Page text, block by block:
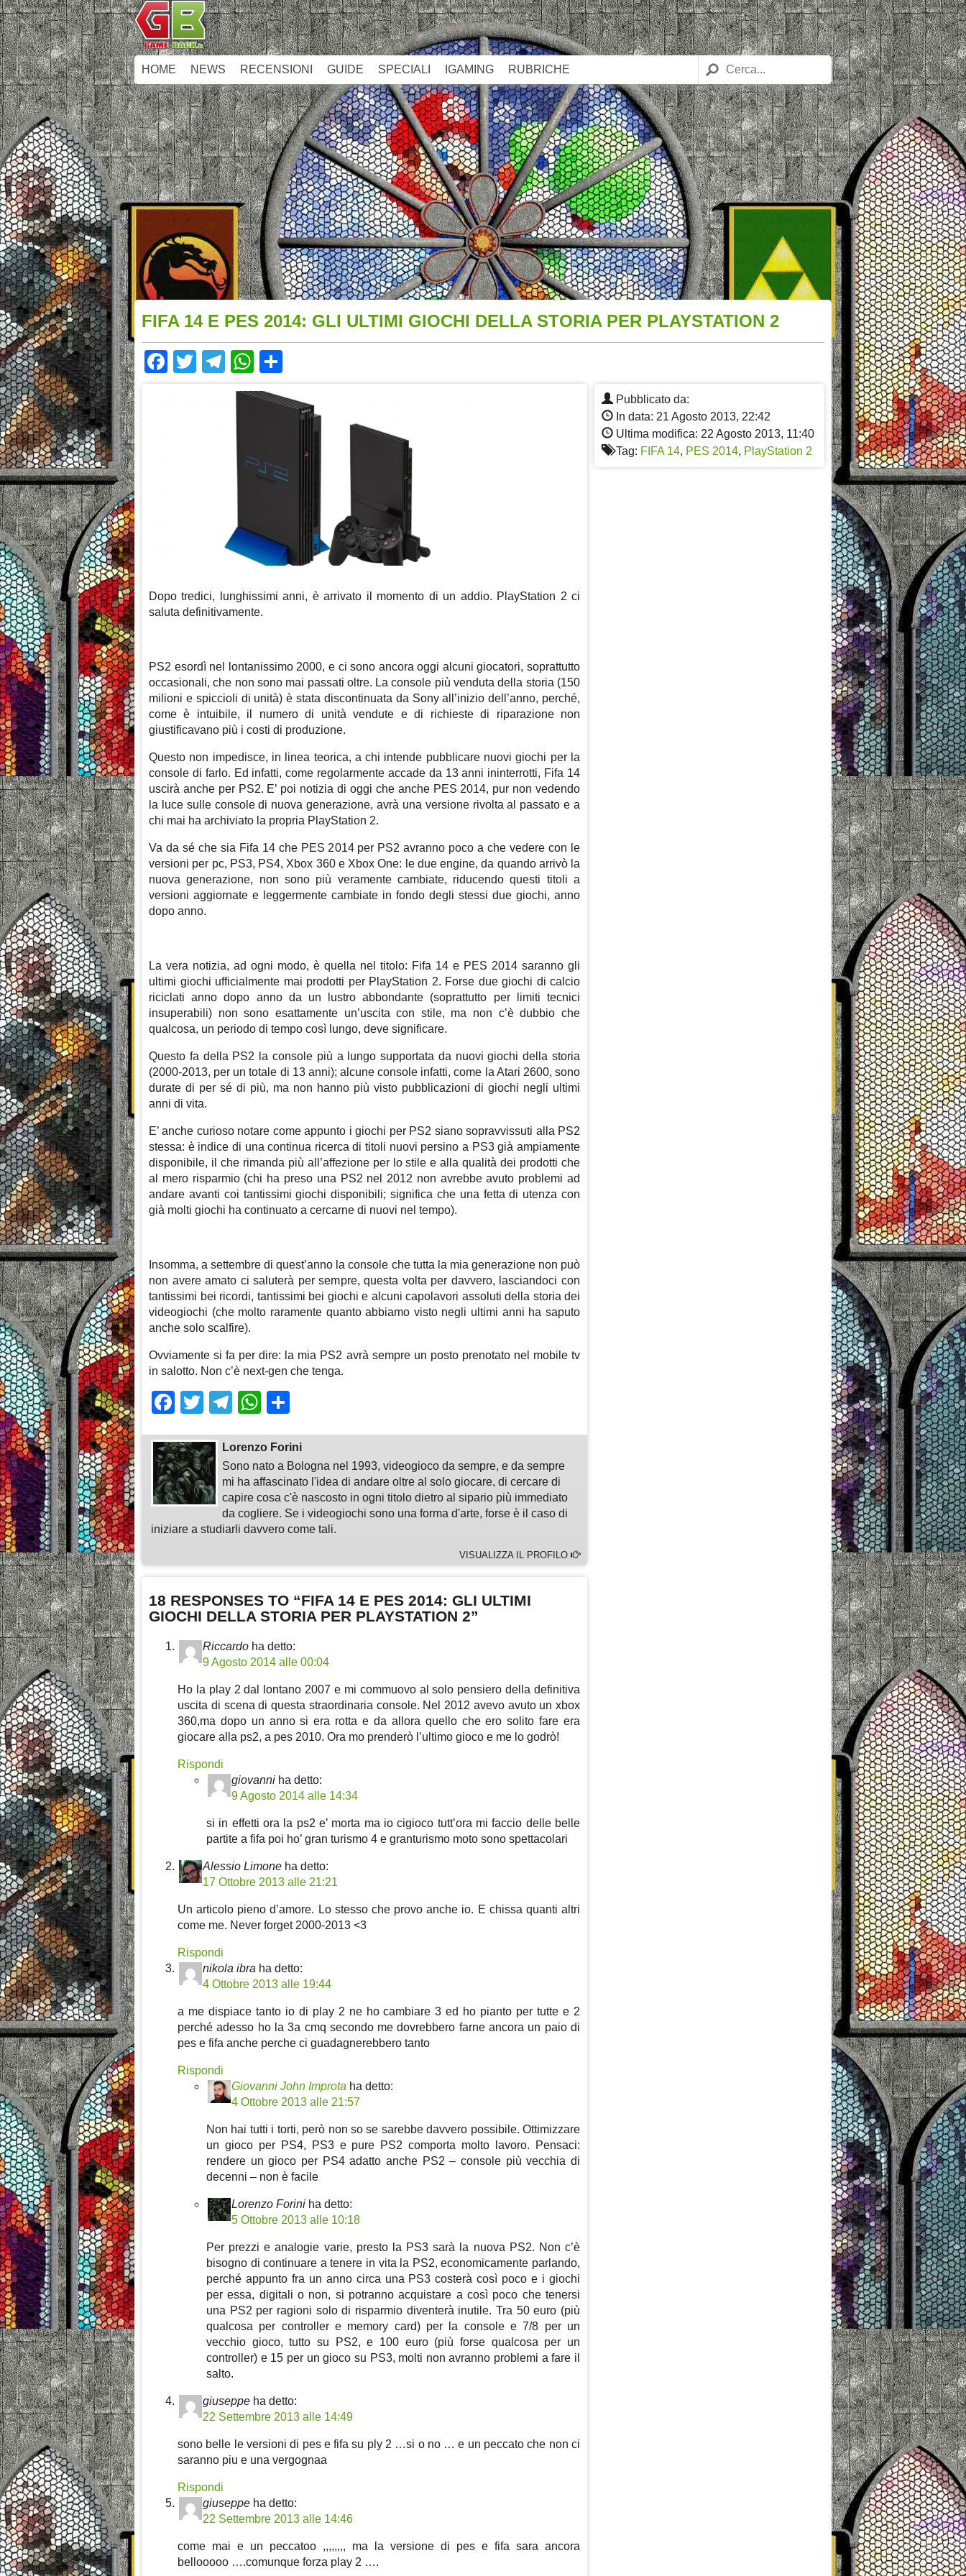
HOME NEWS RECENSIONI GUIDE SPECIALI IGAMING RUBRICHE
FIFA 14 E PES 2014: GLI ULTIMI GIOCHI DELLA STORIA PER PLAYSTATION 2
Facebook
TwitterTelegram
WhatsApp
Pubblicato da:
In data: 21 Agosto 2013, 22:42
Ultima modifica: 22 Agosto 2013, 11:40
Tag: FIFA 14, PES 2014, PlayStation 2
Dopo tredici, lunghissimi anni, è arrivato il momento di un addio. PlayStation 2 ci
saluta definitivamente.
PS2 esordì nel lontanissimo 2000, e ci sono ancora oggi alcuni giocatori, soprattutto
occasionali, che non sono mai passati oltre. La console più venduta della storia (150
milioni e spiccioli di unità) è stata discontinuata da Sony all’inizio dell’anno, perché,
come è intuibile, il numero di unità vendute e di richieste di riparazione non
giustificavano più i costi di produzione.
Questo non impedisce, in linea teorica, a chi intende pubblicare nuovi giochi per la
console di farlo. Ed infatti, come regolarmente accade da 13 anni ininterrotti, Fifa 14
uscirà anche per PS2. E’ poi notizia di oggi che anche PES 2014, pur non vedendo
la luce sulle console di nuova generazione, avrà una versione rivolta al passato e a
chi mai ha archiviato la propria PlayStation 2.
Va da sé che sia Fifa 14 che PES 2014 per PS2 avranno poco a che vedere con le
versioni per pc, PS3, PS4, Xbox 360 e Xbox One: le due engine, da quando arrivò la
nuova generazione, non sono più veramente cambiate, riducendo questi titoli a
versioni aggiornate e leggermente cambiate in fondo degli stessi due giochi, anno
dopo anno.
La vera notizia, ad ogni modo, è quella nel titolo: Fifa 14 e PES 2014 saranno gli
ultimi giochi ufficialmente mai prodotti per PlayStation 2. Forse due giochi di calcio
riciclati anno dopo anno da un lustro abbondante (soprattutto per limiti tecnici
insuperabili) non sono esattamente un’uscita con stile, ma non c’è dubbio che
qualcosa, un periodo di tempo così lungo, deve significare.
Questo fa della PS2 la console più a lungo supportata da nuovi giochi della storia
(2000-2013, per un totale di 13 anni); alcune console infatti, come la Atari 2600, sono
durate di per sé di più, ma non hanno più visto pubblicazioni di giochi negli ultimi
anni di vita.
E’ anche curioso notare come appunto i giochi per PS2 siano sopravvissuti alla PS2
stessa: è indice di una continua ricerca di titoli nuovi persino a PS3 già ampiamente
disponibile, il che rimanda più all’affezione per lo stile e alla qualità dei prodotti che
al mero risparmio (chi ha preso una PS2 nel 2012 non avrebbe avuto problemi ad
andare avanti coi tantissimi giochi disponibili; significa che una fetta di utenza con
già molti giochi ha continuato a cercarne di nuovi nel tempo).
Insomma, a settembre di quest’anno la console che tutta la mia generazione non può
non avere amato ci saluterà per sempre, questa volta per davvero, lasciandoci con
tantissimi bei ricordi, tantissimi bei giochi e alcuni capolavori assoluti della storia dei
videogiochi (che molto raramente quanto abbiamo visto negli ultimi anni ha saputo
anche solo scalfire).
Ovviamente si fa per dire: la mia PS2 avrà sempre un posto prenotato nel mobile tv
in salotto. Non c’è next-gen che tenga.
Facebook
TwitterTelegram
WhatsApp
Lorenzo Forini
Sono nato a Bologna nel 1993, videogioco da sempre, e da sempre
mi ha affascinato l'idea di andare oltre al solo giocare, di cercare di
capire cosa c'è nascosto in ogni titolo dietro al sipario più immediato
da cogliere. Se i videogiochi sono una forma d'arte, forse è il caso di
iniziare a studiarli davvero come tali.
VISUALIZZA IL PROFILO
18 RESPONSES TO “FIFA 14 E PES 2014: GLI ULTIMI
GIOCHI DELLA STORIA PER PLAYSTATION 2”
Riccardo ha detto:
9 Agosto 2014 alle 00:04
Ho la play 2 dal lontano 2007 e mi commuovo al solo pensiero della definitiva
uscita di scena di questa straordinaria console. Nel 2012 avevo avuto un xbox
360,ma dopo un anno si era rotta e da allora quello che ero solito fare era
giocare alla ps2, a pes 2010. Ora mo prenderò l’ultimo gioco e me lo godrò!
Rispondi
giovanni ha detto:
9 Agosto 2014 alle 14:34
si in effetti ora la ps2 e’ morta ma io cigioco tutt’ora mi faccio delle belle
partite a fifa poi ho’ gran turismo 4 e granturismo moto sono spettacolari
Alessio Limone ha detto:
17 Ottobre 2013 alle 21:21
Un articolo pieno d’amore. Lo stesso che provo anche io. E chissa quanti altri
come me. Never forget 2000-2013 <3
Rispondi
nikola ibra ha detto:
4 Ottobre 2013 alle 19:44
a me dispiace tanto io di play 2 ne ho cambiare 3 ed ho pianto per tutte e 2
perché adesso ho la 3a cmq secondo me dovrebbero farne ancora un paio di
pes e fifa anche perche ci guadagnerebbero tanto
Rispondi
Giovanni John Improta ha detto:
4 Ottobre 2013 alle 21:57
Non hai tutti i torti, però non so se sarebbe davvero possibile. Ottimizzare
un gioco per PS4, PS3 e pure PS2 comporta molto lavoro. Pensaci:
rendere un gioco per PS4 adatto anche PS2 – console più vecchia di
decenni – non è facile
Lorenzo Forini ha detto:
5 Ottobre 2013 alle 10:18
Per prezzi e analogie varie, presto la PS3 sarà la nuova PS2. Non c’è
bisogno di continuare a tenere in vita la PS2, economicamente parlando,
perché appunto fra un anno circa una PS3 costerà così poco e i giochi
per essa, digitali o non, si potranno acquistare a così poco che tenersi
una PS2 per ragioni solo di risparmio diventerà inutile. Tra 50 euro (più
qualcosa per controller e memory card) per la console e 7/8 per un
vecchio gioco, tutto su PS2, e 100 euro (più forse qualcosa per un
controller) e 15 per un gioco su PS3, molti non avranno problemi a fare il
salto.
giuseppe ha detto:
22 Settembre 2013 alle 14:49
sono belle le versioni di pes e fifa su ply 2 …si o no … e un peccato che non ci
saranno piu e una vergognaa
Rispondi
giuseppe ha detto:
22 Settembre 2013 alle 14:46
come mai e un peccatoo ,,,,,,,, ma la versione di pes e fifa sara ancora
bellooooo ….comunque forza play 2 ….